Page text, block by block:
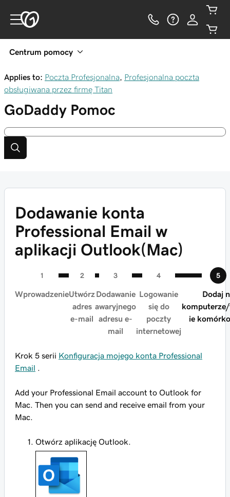
Centrum pomocy
Applies to: Poczta Profesjonalna
Profesjonalna poczta
obsługiwana przez firmę Titan
GoDaddy Pomoc
Dodawanie konta
Professional Email w
aplikacji Outlook(Mac)
WprowadzenieUtwórz
adres
e-mail
Dodawanie
awaryjnego
adresu e-
mail
Logowanie
się do
poczty
internetowej
Dodaj
ie
Krok 5 serii Konfiguracja mojego konta Professional
Email
Add your Professional Email account to Outlook for
Mac. Then you can send and receive email from your
Mac.
Otwórz aplikację Outlook.